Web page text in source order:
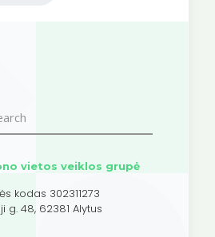
vietos veiklos grupė
kodas 302311273
g. 48, 62381 Alytus